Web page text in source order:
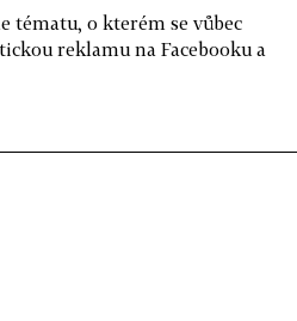
tématu, o kterém se vůbec
reklamu na Facebooku a